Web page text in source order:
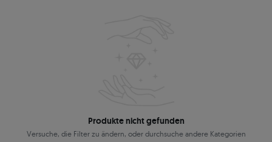
Produkte nicht gefunden
Versuche, die Filter zu ändern, oder durchsuche andere Kategorien